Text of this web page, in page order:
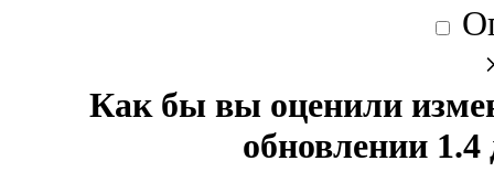
Как бы вы оценили
обновлении